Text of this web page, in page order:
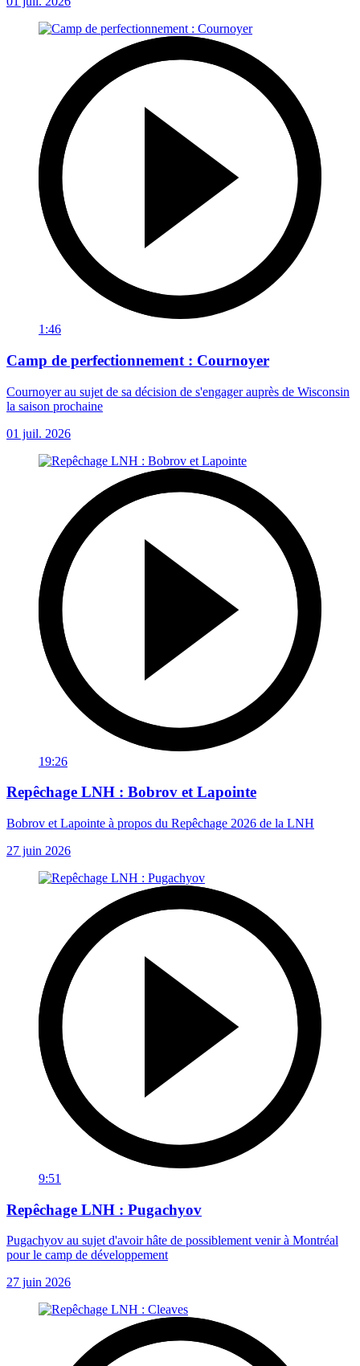
1:46
Camp de perfectionnement : Cournoyer
Cournoyer au sujet de sa décision de s'engager auprès de Wisconsin
la saison prochaine
01 juil. 2026
19:26
Repêchage LNH : Bobrov et Lapointe
Bobrov et Lapointe à propos du Repêchage 2026 de la LNH
27 juin 2026
9:51
Repêchage LNH : Pugachyov
Pugachyov au sujet d'avoir hâte de possiblement venir à Montréal
pour le camp de développement
27 juin 2026